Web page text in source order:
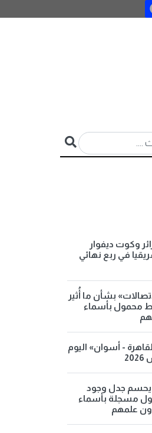
وكوت ديفوار
في ربع نهائي
بشأن ما أُثير
محمول بأسماء
- أسوان» اليوم
يحسم جدل وجود
مسجلة بأسماء
علمهم